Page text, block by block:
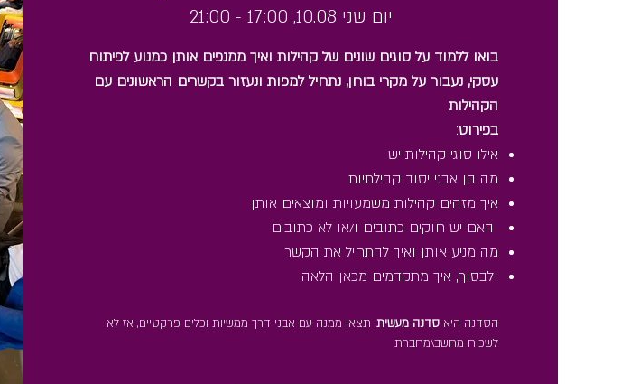
יום שני 10.08, 17:00 -
21:00
בואו ללמוד על סוגים שונים של קהילות ואיך ממנפים אותן כמנוע לפיתוח
עסקי, נעבור על מקרי בוחן, נתחיל למפות ונעזור בקשרים הראשונים עם
הקהילות
בפירוט:
אילו סוגי קהילות יש
מה הן אבני יסוד קהילתיות
איך מזהים קהילות משמעויות ומוצאים אותן
האם יש חוקים כתובים ו/או לא כתובים
מה מניע אותן ואיך להתחיל את הקשר
ולבסוף, איך מתקדמים מכאן הלאה
הסדנה היא סדנה מעשית, תצאו ממנה עם אבני דרך ממשיות וכלים פרקטיים, אז לא
לשכוח מחשב\מחברת